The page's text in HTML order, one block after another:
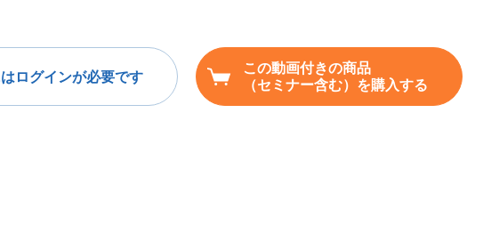
ログインが必要です
この動画付きの商品
（セミナー含む）を購入する